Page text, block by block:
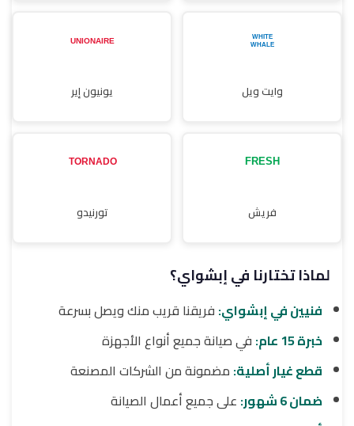
وايت ويل يونيون إير
فريش تورنيدو
لماذا تختارنا في إبشواي؟
فنيين في إبشواي: فريقنا قريب منك ويصل بسرعة
خبرة 15 عام:
في صيانة جميع أنواع الأجهزة
قطع غيار أصلية: مضمونة من الشركات المصنعة
ضمان 6 شهور:
على جميع أعمال الصيانة